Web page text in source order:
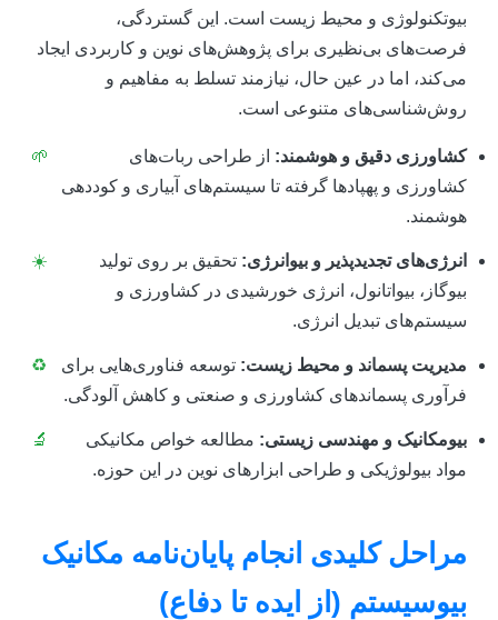
بیوتکنولوژی و محیط زیست است. این گستردگی،
فرصت‌های بی‌نظیری برای پژوهش‌های نوین و کاربردی ایجاد
می‌کند، اما در عین حال، نیازمند تسلط به مفاهیم و
روش‌شناسی‌های متنوعی است.
🌱 کشاورزی دقیق و هوشمند: از طراحی ربات‌های
کشاورزی و پهپادها گرفته تا سیستم‌های آبیاری و کوددهی
هوشمند.
☀️ انرژی‌های تجدیدپذیر و بیوانرژی: تحقیق بر روی تولید
بیوگاز، بیواتانول، انرژی خورشیدی در کشاورزی و
سیستم‌های تبدیل انرژی.
♻️ مدیریت پسماند و محیط زیست: توسعه فناوری‌هایی برای
فرآوری پسماندهای کشاورزی و صنعتی و کاهش آلودگی.
🔬 بیومکانیک و مهندسی زیستی: مطالعه خواص مکانیکی
مواد بیولوژیکی و طراحی ابزارهای نوین در این حوزه.
مراحل کلیدی انجام پایان‌نامه مکانیک
بیوسیستم (از ایده تا دفاع)